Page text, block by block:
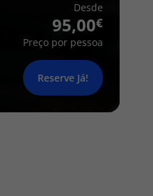
Desde
95,00
Preço por pessoa
Reserve Já!